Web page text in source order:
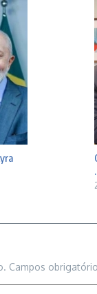
Campos